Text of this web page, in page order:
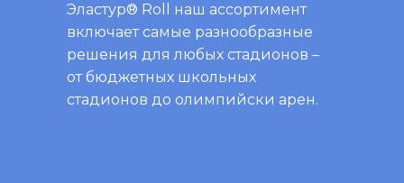
Эластур® Roll наш ассортимент
включает самые разнообразные
решения для любых стадионов –
от бюджетных школьных
стадионов до олимпийски арен.